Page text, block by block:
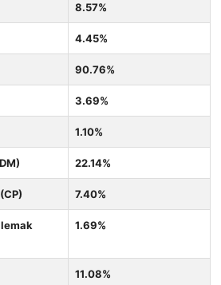
8.57%
4.45%
90.76%
3.69%
1.10%
22.14%
7.40%
1.69%
11.08%